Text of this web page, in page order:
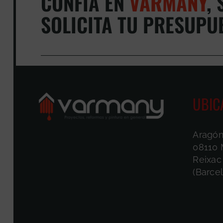
SOLICITA TU
08110
Reixac